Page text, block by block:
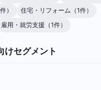
）
住宅・リフォーム（1件）
雇用・就労支援（1件）
けセグメント